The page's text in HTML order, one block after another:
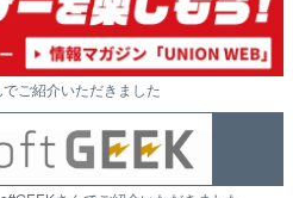
ご紹介いただきました